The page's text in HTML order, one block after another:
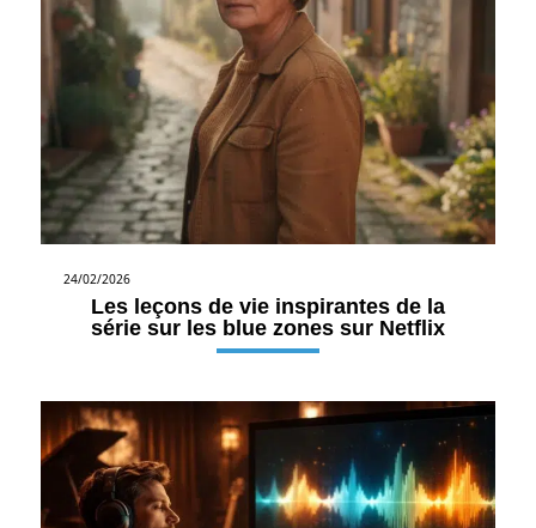
24/02/2026
Les leçons de vie inspirantes de la
série sur les blue zones sur Netflix